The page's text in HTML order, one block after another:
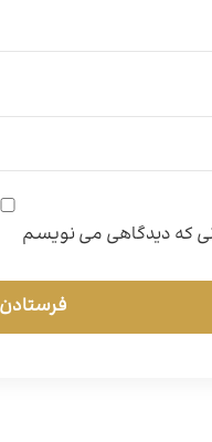
که دیدگاهی می نویسم